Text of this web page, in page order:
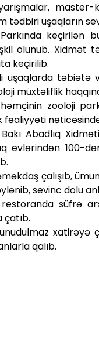
tədbiri uşaqların
keçirilən
olunub. Xidmət
keçirilib.
uşaqlarda təbiətə
müxtəliflik
zooloji
Abadlıq
evlərindən 100-
çalışıb,
sevinc dolu
süfrə
xatirəyə
qalıb.